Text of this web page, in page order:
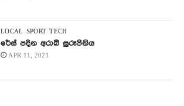
LOCAL SPORT TECH
රේස් පදින අරාබි සුරූපිනිය
APR 11, 2021